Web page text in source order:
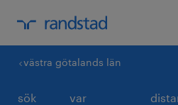
västra götalands län
sök var